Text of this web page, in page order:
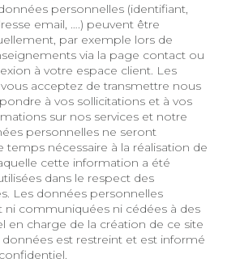
personnelles (identifiant,
email, ….) peuvent être
par exemple lors de
via la page contact ou
à votre espace client. Les
acceptez de transmettre nous
à vos sollicitations et à vos
sur nos services et notre
seront
temps nécessaire à la réalisation de
cette information a été
dans le respect des
Les données personnelles
en charge de la création de ce site
données est restreint et est informé